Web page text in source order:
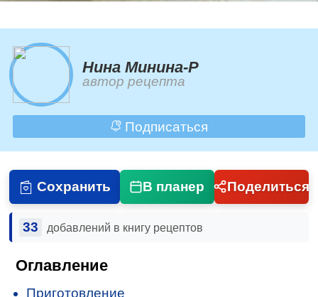
Нина Минина-Р
автор рецепта
Подписаться
Сохранить В планер Поделиться
33 добавлений в книгу рецептов
Оглавление
Приготовление